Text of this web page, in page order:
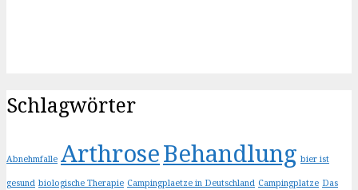
Schlagwörter
Abnehmfalle ArthroseBehandlung bier ist
gesund biologische Therapie Campingplaetze in Deutschland Campingplatze Das